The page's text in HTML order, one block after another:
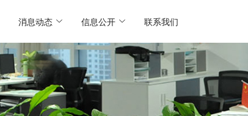
消息动态 信息公开 联系我们